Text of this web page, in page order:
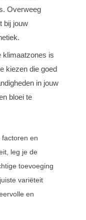
Overweeg
bij jouw
klimaatzones is
kiezen die goed
in jouw
bloei te
en
leg je de
toevoeging
variëteit
en